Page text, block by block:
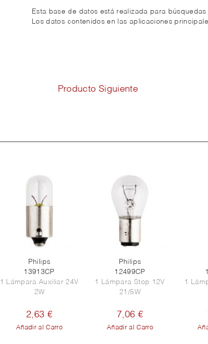
Esta base de datos está realizada para
Los datos contenidos en las aplicaciones
Producto Siguiente
Philips
13913CP
1 Lámpara Auxiliar 24V
2W
2,63 €
Añadir al Carro
Philips
12499CP
1 Lámpara Stop 12V
21/5W
7,06 €
Añadir al Carro
1